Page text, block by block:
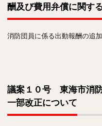
酬及び費用弁償に関す
消防団員に係る出動報酬の追
議案１０号 東海市消
一部改正について